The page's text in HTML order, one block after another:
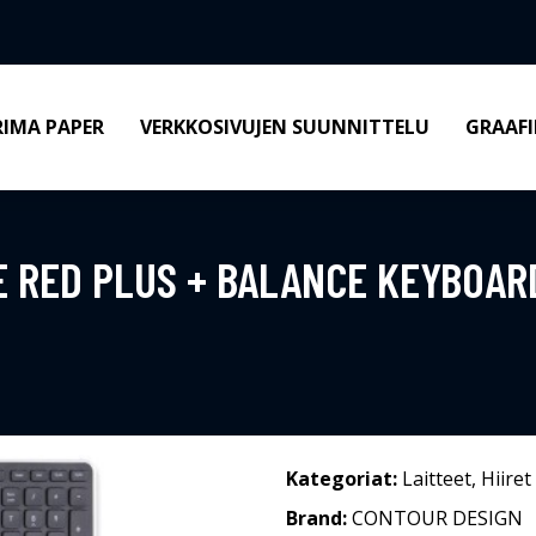
PAPER VERKKOSIVUJEN SUUNNITTELU
RED PLUS + BALANCE
Kategoriat: Laitteet, Hiiret
Brand:CONTOUR DESIGN